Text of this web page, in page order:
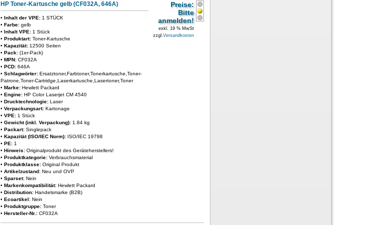
HP Toner-Kartusche gelb (CF032A, 646A)
• Inhalt der VPE: 1 STÜCK
• Farbe: gelb
• Inhalt VPE: 1 Stück
• Produktart: Toner-Kartusche
• Kapazität: 12500 Seiten
• Pack: (1er-Pack)
• MPN: CF032A
• PCD: 646A
• Schlagwörter: Ersatztoner,Farbtoner,Tonerkartusche,Toner-
Patrone,Toner-Cartridge,Laserkartusche,Lasertoner,Toner
• Marke: Hewlett Packard
• Engine: HP Color Laserjet CM 4540
• Drucktechnologie: Laser
• Verpackungsart: Kartonage
• VPE: 1 Stück
• Gewicht (inkl. Verpackung): 1.84 kg
• Packart: Singlepack
• Kapazität (ISO/IEC Norm): ISO/IEC 19798
• PE: 1
• Hinweis: Originalprodukt des Geräteherstellers!
• Produktkategorie: Verbrauchsmaterial
• Produktklasse: Original Produkt
• Artikelzustand: Neu und OVP
• Sparset: Nein
• Markenkompatibilität: Hewlett Packard
• Distribution: Handelsmarke (B2B)
• Ecoartikel: Nein
• Produktgruppe: Toner
• Hersteller-Nr.: CF032A
Preise:
Bitte
anmelden!
exkl. 19 % MwSt
zzgl.Versandkosten